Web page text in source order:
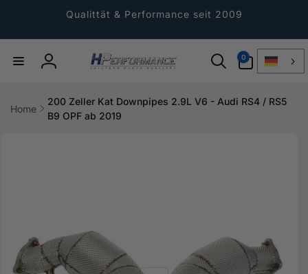
Qualittät & Performance seit 2009
Einloggen
0
Artikel
Home
200 Zeller Kat Downpipes 2.9L V6 - Audi RS4 / RS5
B9 OPF ab 2019